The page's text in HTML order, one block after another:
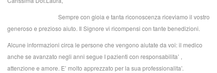
Sempre con gioia e tanta riconoscenza riceviamo il vostro
generoso e prezioso aiuto. Il Signore vi ricompensi con tante benedizioni.
Alcune informazioni circa le persone che vengono aiutate da voi: il medico
anche se avanzato negli anni segue I pazienti con responsabilita’ ,
attenzione e amore. E’ molto apprezzato per la sua professionalita’.